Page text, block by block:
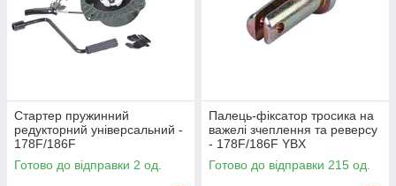
Стартер пружинний
редукторний універсальний -
178F/186F
Готово до відправки 2 од.
Палець-фіксатор тросика на
важелі зчеплення та реверсу
- 178F/186F YBX
Готово до відправки 215 од.